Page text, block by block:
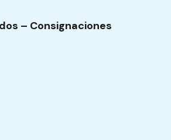
– Consignaciones